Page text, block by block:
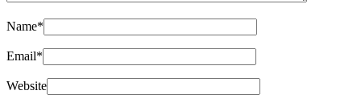
Name*
Email*
Website